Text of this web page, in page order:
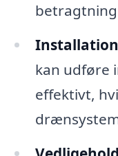
kan udføre
effektivt,